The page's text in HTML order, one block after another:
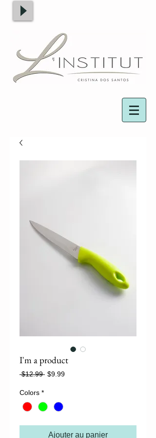
I'm a product
$12.99 Prix
$9.99Prix
Colors *
Ajouter au panier